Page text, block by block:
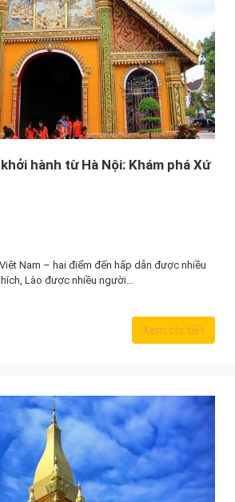
hành từ Hà Nội: Khám phá Xứ
Nam – hai điểm đến hấp dẫn được nhiều
Lào được nhiều người…
Xem chi tiết